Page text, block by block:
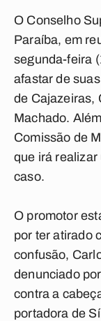
O Conselho
Paraíba, em
segunda-feira
afastar de
de Cajazeiras,
Machado.
Comissão de
que irá
caso.
O promotor
por ter atirado
confusão,
denunciado
contra a
portadora de